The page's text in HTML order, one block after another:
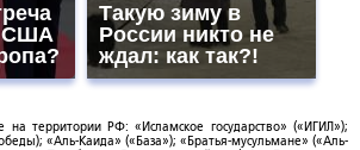
США
Такую зиму в
России никто не
ждал: как так?!
на территории РФ: «Исламское государство» («ИГИЛ»);
«Аль-Каида» («База»); «Братья-мусульмане» («Аль-